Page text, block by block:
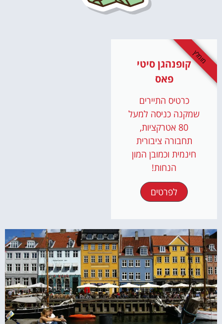
קופנהגן סיטי
פאס
כרטיס התיירים
שמקנה כניסה למעל
80 אטרקציות,
תחבורה ציבורית
חינמית וכמובן המון
הנחות!
לפרטים
מומלץ